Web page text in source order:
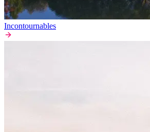
Incontournables